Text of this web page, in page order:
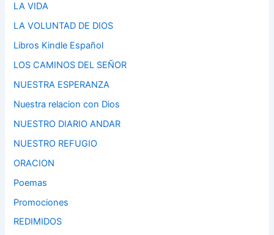
LA VIDA
LA VOLUNTAD DE DIOS
Libros Kindle Español
LOS CAMINOS DEL SEÑOR
NUESTRA ESPERANZA
Nuestra relacion con Dios
NUESTRO DIARIO ANDAR
NUESTRO REFUGIO
ORACION
Poemas
Promociones
REDIMIDOS